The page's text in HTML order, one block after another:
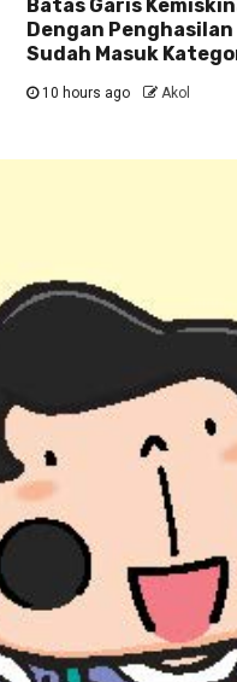
Batas Garis
Dengan Penghasilan
Sudah Masuk
10 hours ago Akol